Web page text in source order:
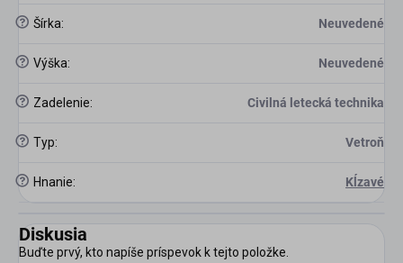
? Šírka: Neuvedené
? Výška: Neuvedené
? Zadelenie: Civilná letecká technika
? Typ: Vetroň
? Hnanie: Kĺzavé
Diskusia
Buďte prvý, kto napíše príspevok k tejto položke.